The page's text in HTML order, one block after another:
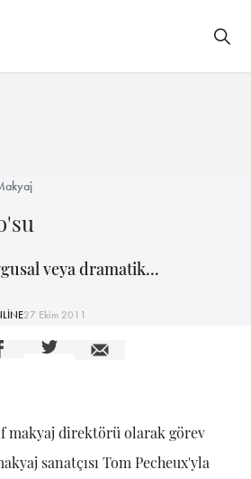
veya dramatik...
27 Ekim 2011
makyaj direktörü olarak görev
sanatçısı Tom Pecheux'yla